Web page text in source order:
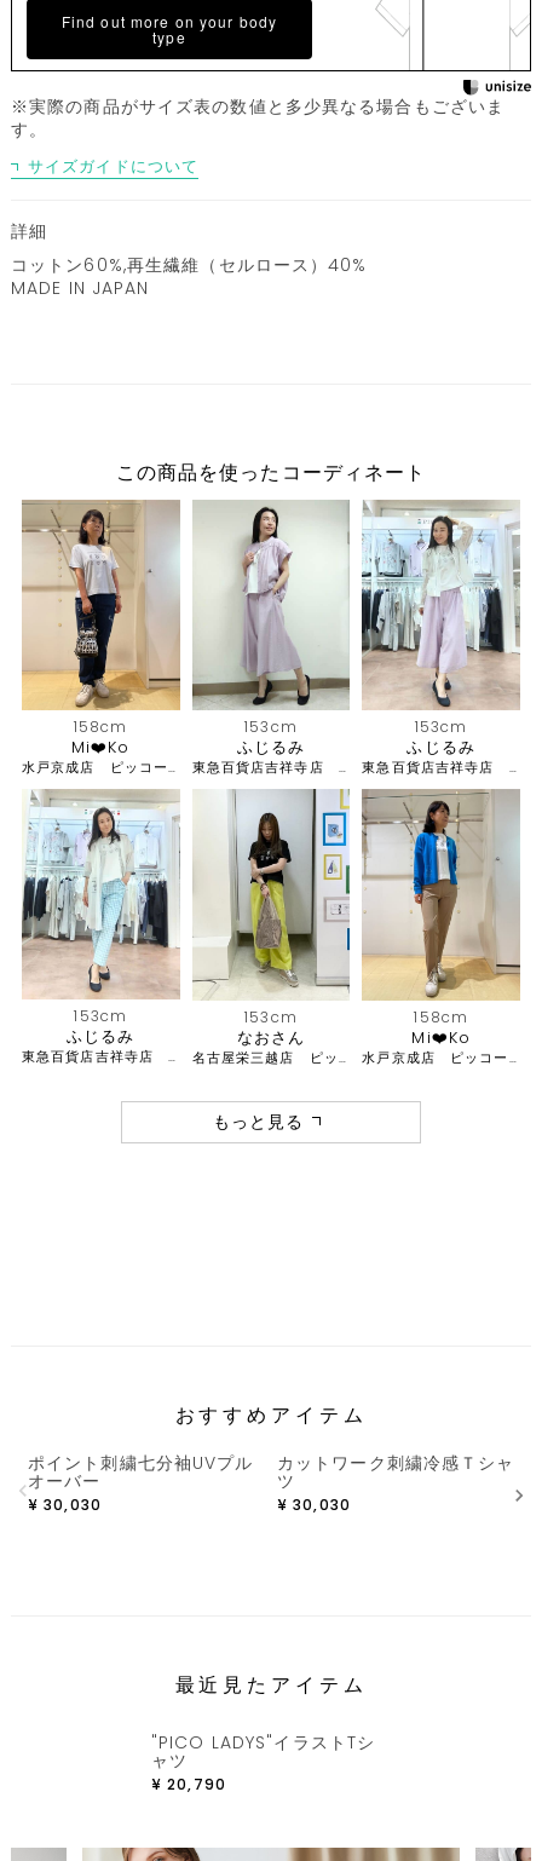
Find out more on your body
type
※実際の商品がサイズ表の数値と多少異なる場合もございま
す。
サイズガイドについて
詳細
コットン60%,再生繊維（セルロース）40%
MADE IN JAPAN
この商品を使ったコーディネート
158cm
Mi❤️Ko
水戸京成店 ピッコーネ・ピッコーネクラブ
153cm
ふじるみ
東急百貨店吉祥寺店 ピッコーネ
153cm
ふじるみ
東急百貨店吉祥寺店 ピッコーネ
153cm
ふじるみ
東急百貨店吉祥寺店 ピッコーネ
153cm
なおさん
名古屋栄三越店 ピッコーネ
158cm
Mi❤️Ko
水戸京成店 ピッコーネ・ピッコーネクラブ
もっと見る
おすすめアイテム
ポイント刺繍七分袖UVプル
オーバー
¥ 30,030
カットワーク刺繍冷感Ｔシャ
ツ
¥ 30,030
最近見たアイテム
"PICO LADYS"イラストTシ
ャツ
¥ 20,790